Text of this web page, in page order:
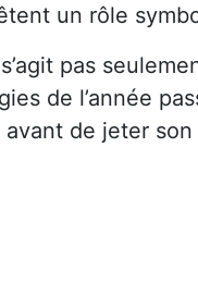
un rôle
pas
de l’année
de jeter